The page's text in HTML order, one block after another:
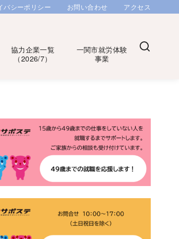
バシーポリシー お問い合わせ アクセス
協力企業一覧
（2026/7）
一関市就労体験
事業